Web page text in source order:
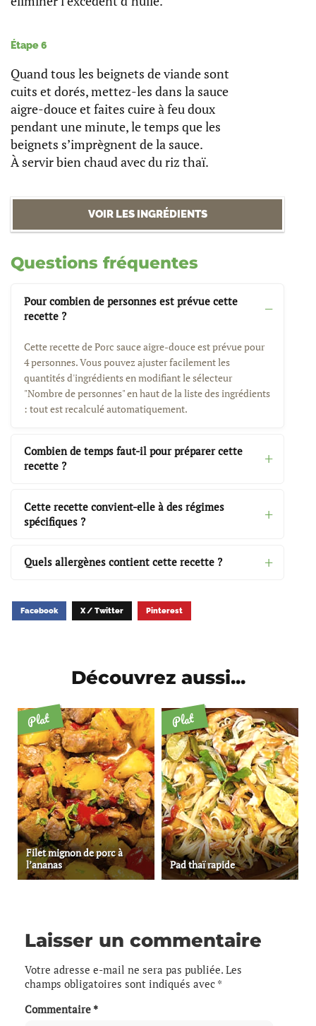
Étape 6
Quand tous les beignets de viande sont
cuits et dorés, mettez-les dans la sauce
aigre-douce et faites cuire à feu doux
pendant une minute, le temps que les
beignets s’imprègnent de la sauce.
À servir bien chaud avec du riz thaï.
VOIR LES INGRÉDIENTS
Questions fréquentes
Pour combien de personnes est prévue cette
recette ?
Cette recette de Porc sauce aigre-douce est prévue pour
4 personnes. Vous pouvez ajuster facilement les
quantités d'ingrédients en modifiant le sélecteur
"Nombre de personnes" en haut de la liste des ingrédients
: tout est recalculé automatiquement.
Combien de temps faut-il pour préparer cette
recette ?
Cette recette convient-elle à des régimes
spécifiques ?
Quels allergènes contient cette recette ?
Facebook X / Twitter Pinterest
Découvrez aussi...
Plat
Filet mignon de porc à
l’ananas
Plat
Pad thaï rapide
Laisser un commentaire
Votre adresse e-mail ne sera pas publiée. Les
champs obligatoires sont indiqués avec *
Commentaire *